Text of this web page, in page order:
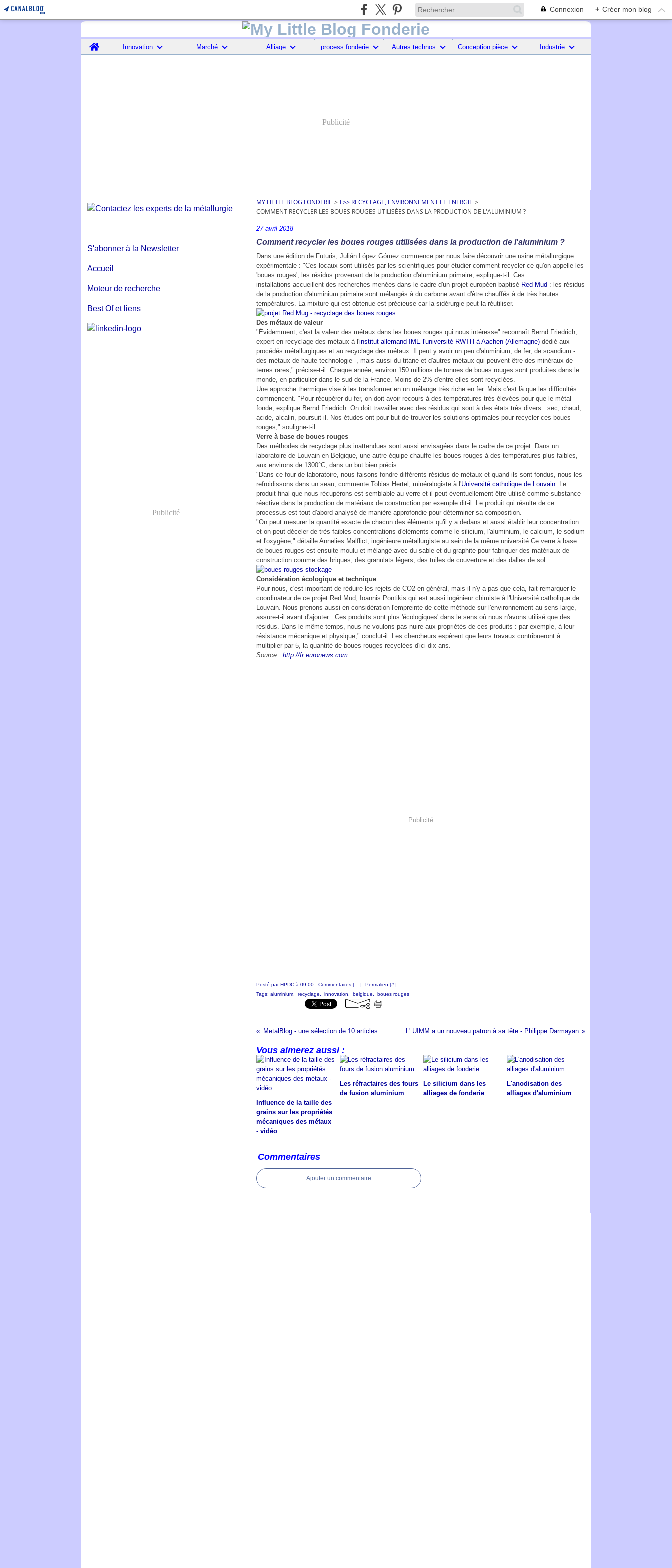
Connexion + Créer mon blog
Home
Innovation Marché Alliage process fonderie Autres technos Conception pièce Industrie
Publicité
S'abonner à la Newsletter
Accueil
Moteur de recherche
Best Of et liens
Publicité
MY LITTLE BLOG FONDERIE > I >> RECYCLAGE, ENVIRONNEMENT ET ENERGIE >
COMMENT RECYCLER LES BOUES ROUGES UTILISÉES DANS LA PRODUCTION DE L'ALUMINIUM ?
27 avril 2018
Comment recycler les boues rouges utilisées dans la production de l'aluminium ?
Dans une édition de Futuris, Julián López Gómez commence par nous faire découvrir une usine métallurgique
expérimentale : "Ces locaux sont utilisés par les scientifiques pour étudier comment recycler ce qu'on appelle les
'boues rouges', les résidus provenant de la production d'aluminium primaire, explique-t-il. Ces
installations accueillent des recherches menées dans le cadre d'un projet européen baptisé Red Mud : les résidus
de la production d'aluminium primaire sont mélangés à du carbone avant d'être chauffés à de très hautes
températures. La mixture qui est obtenue est précieuse car la sidérurgie peut la réutiliser.
Des métaux de valeur
"Évidemment, c'est la valeur des métaux dans les boues rouges qui nous intéresse" reconnaît Bernd Friedrich,
expert en recyclage des métaux à l'institut allemand IME l'université RWTH à Aachen (Allemagne) dédié aux
procédés métallurgiques et au recyclage des métaux. Il peut y avoir un peu d'aluminium, de fer, de scandium -
des métaux de haute technologie -, mais aussi du titane et d'autres métaux qui peuvent être des minéraux de
terres rares," précise-t-il. Chaque année, environ 150 millions de tonnes de boues rouges sont produites dans le
monde, en particulier dans le sud de la France. Moins de 2% d'entre elles sont recyclées.
Une approche thermique vise à les transformer en un mélange très riche en fer. Mais c'est là que les difficultés
commencent. "Pour récupérer du fer, on doit avoir recours à des températures très élevées pour que le métal
fonde, explique Bernd Friedrich. On doit travailler avec des résidus qui sont à des états très divers : sec, chaud,
acide, alcalin, poursuit-il. Nos études ont pour but de trouver les solutions optimales pour recycler ces boues
rouges," souligne-t-il.
Verre à base de boues rouges
Des méthodes de recyclage plus inattendues sont aussi envisagées dans le cadre de ce projet. Dans un
laboratoire de Louvain en Belgique, une autre équipe chauffe les boues rouges à des températures plus faibles,
aux environs de 1300°C, dans un but bien précis.
"Dans ce four de laboratoire, nous faisons fondre différents résidus de métaux et quand ils sont fondus, nous les
refroidissons dans un seau, commente Tobias Hertel, minéralogiste à l'Université catholique de Louvain. Le
produit final que nous récupérons est semblable au verre et il peut éventuellement être utilisé comme substance
réactive dans la production de matériaux de construction par exemple dit-il. Le produit qui résulte de ce
processus est tout d'abord analysé de manière approfondie pour déterminer sa composition.
"On peut mesurer la quantité exacte de chacun des éléments qu'il y a dedans et aussi établir leur concentration
et on peut déceler de très faibles concentrations d'éléments comme le silicium, l'aluminium, le calcium, le sodium
et l'oxygène," détaille Annelies Malflict, ingénieure métallurgiste au sein de la même université.Ce verre à base
de boues rouges est ensuite moulu et mélangé avec du sable et du graphite pour fabriquer des matériaux de
construction comme des briques, des granulats légers, des tuiles de couverture et des dalles de sol.
Considération écologique et technique
Pour nous, c'est important de réduire les rejets de CO2 en général, mais il n'y a pas que cela, fait remarquer le
coordinateur de ce projet Red Mud, Ioannis Pontikis qui est aussi ingénieur chimiste à l'Université catholique de
Louvain. Nous prenons aussi en considération l'empreinte de cette méthode sur l'environnement au sens large,
assure-t-il avant d'ajouter : Ces produits sont plus 'écologiques' dans le sens où nous n'avons utilisé que des
résidus. Dans le même temps, nous ne voulons pas nuire aux propriétés de ces produits : par exemple, à leur
résistance mécanique et physique," conclut-il. Les chercheurs espèrent que leurs travaux contribueront à
multiplier par 5, la quantité de boues rouges recyclées d'ici dix ans.
Source : http://fr.euronews.com
Publicité
Posté par HPDC à 09:00 - Commentaires [ ] - Permalien [#]
Tags: aluminium recyclage innovation belgique boues rouges
MetalBlog - une sélection de 10 articles L' UIMM a un nouveau patron à sa tête - Philippe Darmayan
Vous aimerez aussi :
Influence de la taille des
grains sur les propriétés
mécaniques des métaux
- vidéo
Les réfractaires des fours
de fusion aluminium
Le silicium dans les
alliages de fonderie
L'anodisation des
alliages d'aluminium
Commentaires
Ajouter un commentaire